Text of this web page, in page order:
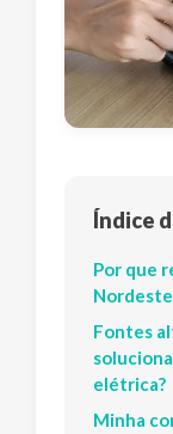
Índice
Por que
Fontes
elétrica?
Minha